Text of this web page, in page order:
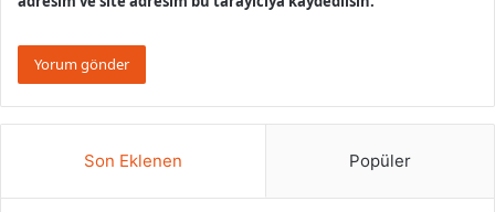
Son Eklenen Popüler